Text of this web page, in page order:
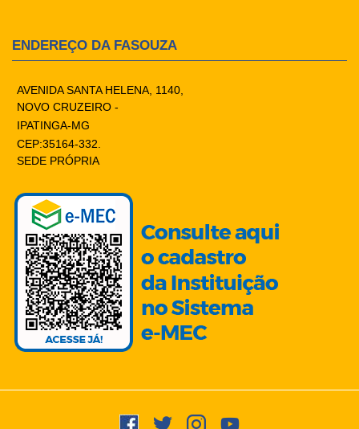
ENDEREÇO DA FASOUZA
AVENIDA SANTA HELENA, 1140,
NOVO CRUZEIRO -
IPATINGA-MG
CEP:35164-332.
SEDE PRÓPRIA